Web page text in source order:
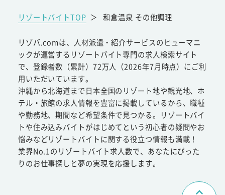
リゾートバイトTOP ＞ 和倉温泉 その他調理
リゾバ.comは、人材派遣・紹介サービスのヒューマニ
ックが運営するリゾートバイト専門の求人検索サイト
で、登録者数（累計）72万人（2026年7月時点）にご利
用いただいています。
沖縄から北海道まで日本全国のリゾート地や観光地、ホ
テル・旅館の求人情報を豊富に掲載しているから、職種
や勤務地、期間など希望条件で見つかる。リゾートバイ
トや住み込みバイトがはじめてという初心者の疑問やお
悩みなどリゾートバイトに関する役立つ情報も満載！
業界No.1のリゾートバイト求人数で、あなたにぴった
りのお仕事探しと夢の実現を応援します。